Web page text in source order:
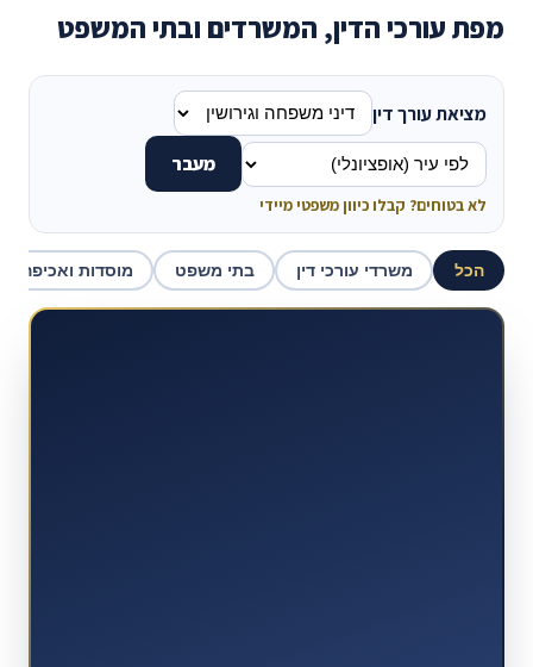
מפת עורכי הדין, המשרדים ובתי המשפט
מציאת עורך דין
מעבר
לא בטוחים? קבלו כיוון משפטי מיידי
הכל משרדי עורכי דין בתי משפט מוסדות ואכיפה